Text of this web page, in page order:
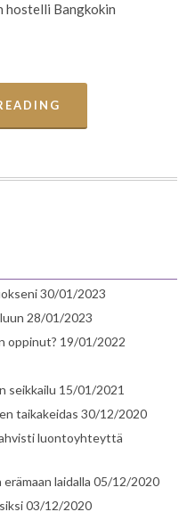
hostelli Bangkokin
30/01/2023
28/01/2023
oppinut? 19/01/2022
seikkailu 15/01/2021
taikakeidas 30/12/2020
luontoyhteyttä
laidalla 05/12/2020
03/12/2020